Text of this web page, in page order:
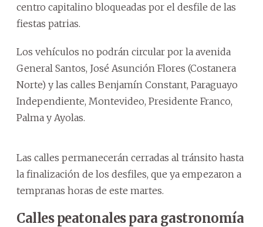
centro capitalino bloqueadas por el desfile de las
fiestas patrias.
Los vehículos no podrán circular por la avenida
General Santos, José Asunción Flores (Costanera
Norte) y las calles Benjamín Constant, Paraguayo
Independiente, Montevideo, Presidente Franco,
Palma y Ayolas.
Las calles permanecerán cerradas al tránsito hasta
la finalización de los desfiles, que ya empezaron a
tempranas horas de este martes.
Calles peatonales para gastronomía